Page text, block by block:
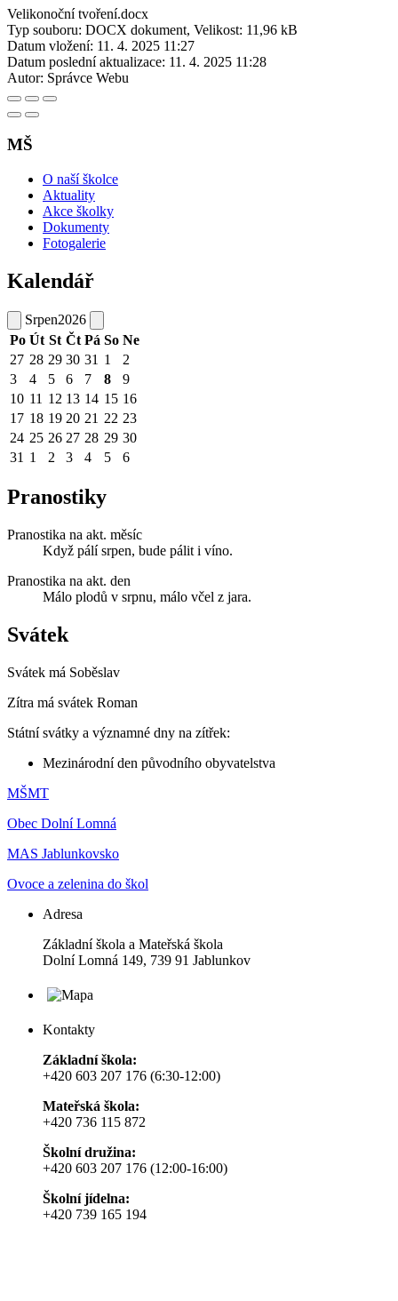
Velikonoční tvoření.docx
Typ souboru: DOCX dokument, Velikost: 11,96 kB
Datum vložení: 11. 4. 2025 11:27
Datum poslední aktualizace: 11. 4. 2025 11:28
Autor: Správce Webu
MŠ
O naší školce
Aktuality
Akce školky
Dokumenty
Fotogalerie
Kalendář
Srpen2026
Po Út St Čt Pá So Ne
27 28 29 30 31 1
2
3
4 5 6 7 8
9
10 11 12 13 14 15 16
17 18 19 20 21 22 23
24 25 26 27 28 29 30
31 1 2 3 4 5 6
Pranostiky
Pranostika na akt. měsíc
Když pálí srpen, bude pálit i víno.
Pranostika na akt. den
Málo plodů v srpnu, málo včel z jara.
Svátek
Svátek má Soběslav
Zítra má svátek Roman
Státní svátky a významné dny na zítřek:
Mezinárodní den původního obyvatelstva
MŠMT
Obec Dolní Lomná
MAS Jablunkovsko
Ovoce a zelenina do škol
Adresa
Základní škola a Mateřská škola
Dolní Lomná 149, 739 91 Jablunkov
Kontakty
Základní škola:
+420 603 207 176 (6:30-12:00)
Mateřská škola:
+420 736 115 872
Školní družina:
+420 603 207 176 (12:00-16:00)
Školní jídelna:
+420 739 165 194